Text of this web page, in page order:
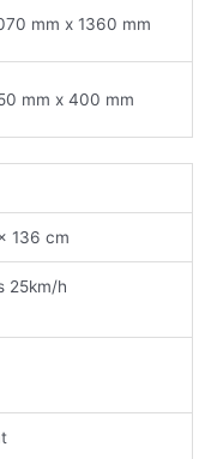
mm x 1360 mm
mm x 400 mm
136 cm
25km/h